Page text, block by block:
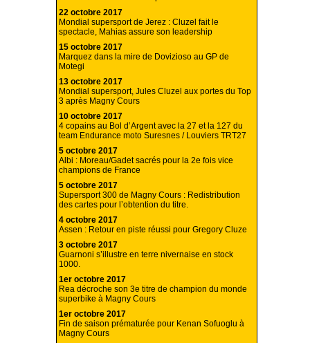
22 octobre 2017
Mondial supersport de Jerez : Cluzel fait le
spectacle, Mahias assure son leadership
15 octobre 2017
Marquez dans la mire de Dovizioso au GP de
Motegi
13 octobre 2017
Mondial supersport, Jules Cluzel aux portes du Top
3 après Magny Cours
10 octobre 2017
4 copains au Bol d’Argent avec la 27 et la 127 du
team Endurance moto Suresnes / Louviers TRT27
5 octobre 2017
Albi : Moreau/Gadet sacrés pour la 2e fois vice
champions de France
5 octobre 2017
Supersport 300 de Magny Cours : Redistribution
des cartes pour l’obtention du titre.
4 octobre 2017
Assen : Retour en piste réussi pour Gregory Cluze
3 octobre 2017
Guarnoni s’illustre en terre nivernaise en stock
1000.
1er octobre 2017
Rea décroche son 3e titre de champion du monde
superbike à Magny Cours
1er octobre 2017
Fin de saison prématurée pour Kenan Sofuoglu à
Magny Cours